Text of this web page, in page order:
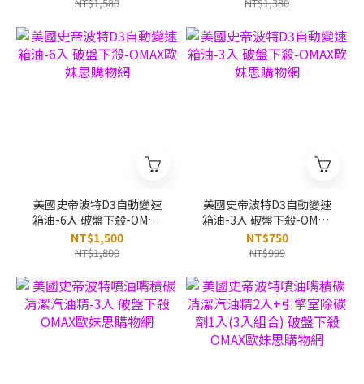
NT$1,580 NT$1,380
美國史帝波特D3自動變速
箱油-6入 破盤下殺-OMAX
歐妹思購物網
NT$1,500
NT$1,800
美國史帝波特D3自動變速
箱油-3入 破盤下殺-OMAX
歐妹思購物網
NT$750
NT$999